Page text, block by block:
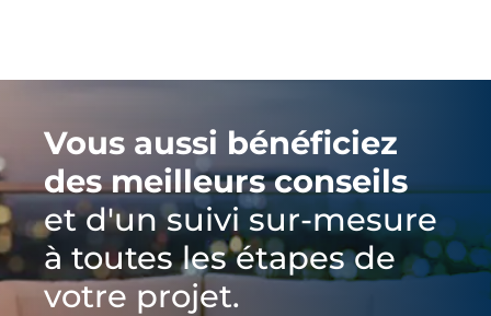
Vous aussi bénéficiez
des meilleurs conseils
et d'un suivi sur-mesure
à toutes les étapes de
votre projet.